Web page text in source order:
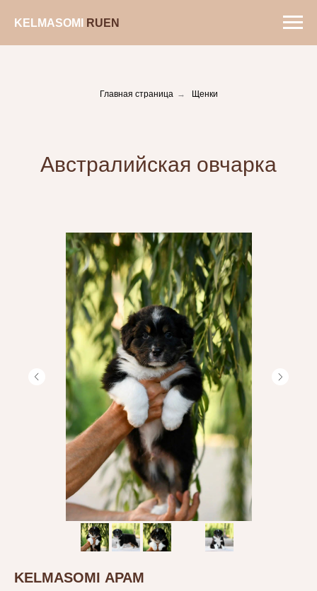
KELMASOMIㅤ RUㅤ EN
Главная страница → Щенки
Австралийская овчарка
KELMASOMI АРАМ